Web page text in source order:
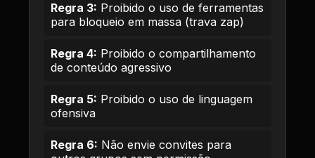
Regra 3: Proibido o uso de ferramentas
para bloqueio em massa (trava zap)
Regra 4: Proibido o compartilhamento
de conteúdo agressivo
Regra 5: Proibido o uso de linguagem
ofensiva
Regra 6: Não envie convites para